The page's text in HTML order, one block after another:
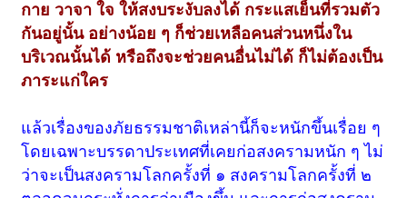
กาย วาจา ใจ ให้สงบระงับลงได้ กระแสเย็นที่รวมตัว
กันอยู่นั้น อย่างน้อย ๆ ก็ช่วยเหลือคนส่วนหนึ่งใน
บริเวณนั้นได้ หรือถึงจะช่วยคนอื่นไม่ได้ ก็ไม่ต้องเป็น
ภาระแก่ใคร
แล้วเรื่องของภัยธรรมชาติเหล่านี้ก็จะหนักขึ้นเรื่อย ๆ
โดยเฉพาะบรรดาประเทศที่เคยก่อสงครามหนัก ๆ ไม่
ว่าจะเป็นสงครามโลกครั้งที่ ๑ สงครามโลกครั้งที่ ๒